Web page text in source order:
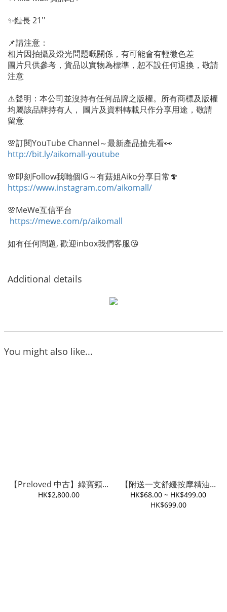
✨鏈長 21''
📌請注意：
相片因拍攝及燈光問題嘅關係，有可能會有輕微色差
圖片只供參考，貨品以實物為標準，恕不設任何退換，敬請
注意
⚠️聲明：本公司並沒持有任何品牌之版權。所有商標及版權
均屬該品牌持有人， 圖片及資料轉載只作分享用途，敬請
留意
🌸訂閱YouTube Channel～最新產品搶先看👀
http://bit.ly/aikomall-youtube
🌸即刻Follow我哋個IG～有菇姐Aiko分享日常🍄
https://www.instagram.com/aikomall/
🌸MeWe互信平台
https://mewe.com/p/aikomall
如有任何問題, 歡迎inbox我們客服😘
Additional details
You might also like...
【Preloved 中古】綠寶頸...
HK$2,800.00
【附送一支舒緩按摩精油...
HK$68.00 ~ HK$499.00
HK$699.00